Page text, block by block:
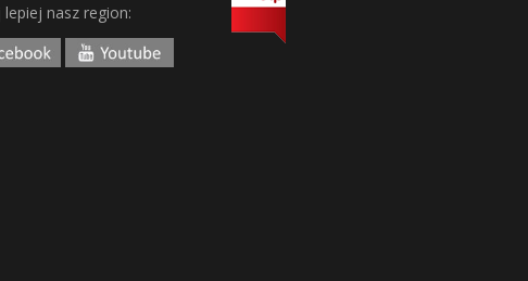
lepiej nasz region: